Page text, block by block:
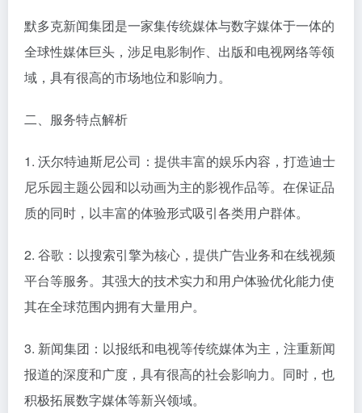
默多克新闻集团是一家集传统媒体与数字媒体于一体的
全球性媒体巨头，涉足电影制作、出版和电视网络等领
域，具有很高的市场地位和影响力。
二、服务特点解析
1. 沃尔特迪斯尼公司：提供丰富的娱乐内容，打造迪士
尼乐园主题公园和以动画为主的影视作品等。在保证品
质的同时，以丰富的体验形式吸引各类用户群体。
2. 谷歌：以搜索引擎为核心，提供广告业务和在线视频
平台等服务。其强大的技术实力和用户体验优化能力使
其在全球范围内拥有大量用户。
3. 新闻集团：以报纸和电视等传统媒体为主，注重新闻
报道的深度和广度，具有很高的社会影响力。同时，也
积极拓展数字媒体等新兴领域。